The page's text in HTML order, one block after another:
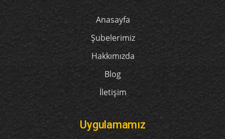
Anasayfa
Şubelerimiz
Hakkımızda
Blog
İletişim
Uygulamamız